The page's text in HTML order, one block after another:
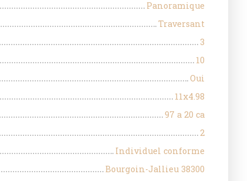
Panoramique
Traversant
3
10
Oui
11x4.98
97 a 20 ca
2
Individuel conforme
Bourgoin-Jallieu 38300